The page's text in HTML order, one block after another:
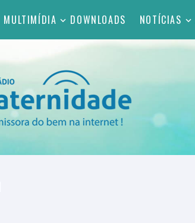
MULTIMÍDIA DOWNLOADS NOTÍCIAS